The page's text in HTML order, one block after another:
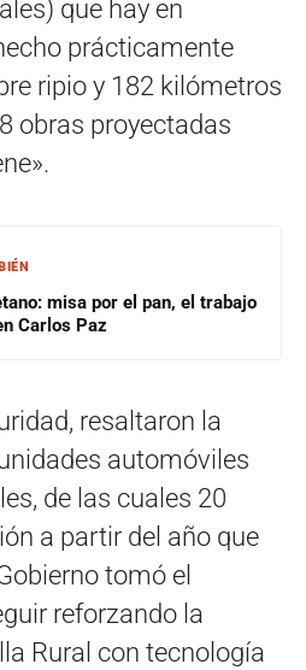
que hay en
prácticamente
ripio y 182 kilómetros
obras proyectadas
misa por el pan, el trabajo
Carlos Paz
resaltaron la
automóviles
de las cuales 20
a partir del año que
tomó el
reforzando la
Rural con tecnología